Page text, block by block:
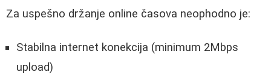
Za uspešno držanje online časova neophodno je:
Stabilna internet konekcija (minimum 2Mbps
upload)